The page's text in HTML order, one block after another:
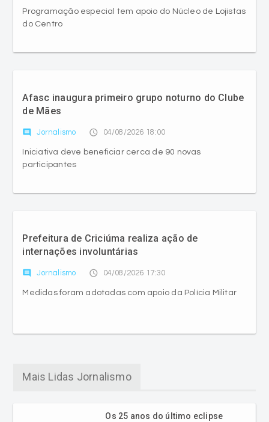
Programação especial tem apoio do Núcleo de Lojistas
do Centro
Afasc inaugura primeiro grupo noturno do Clube
de Mães
comment Jornalismo access_time 04/08/2026 18:00
Iniciativa deve beneficiar cerca de 90 novas
participantes
Prefeitura de Criciúma realiza ação de
internações involuntárias
comment Jornalismo access_time 04/08/2026 17:30
Medidas foram adotadas com apoio da Polícia Militar
Mais Lidas Jornalismo
Os 25 anos do último eclipse